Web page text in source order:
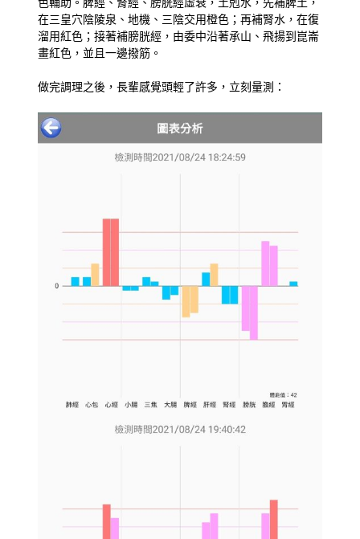
在三皇穴陰陵泉、地機、三陰交用橙色；再補腎水，在復
溜用紅色；接著補膀胱經，由委中沿著承山、飛揚到崑崙
畫紅色，並且一邊撥筋。
做完調理之後，長輩感覺頭輕了許多，立刻量測：